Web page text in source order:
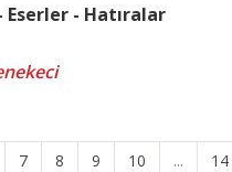
- Hatıralar
7 8 9 10 ... 14